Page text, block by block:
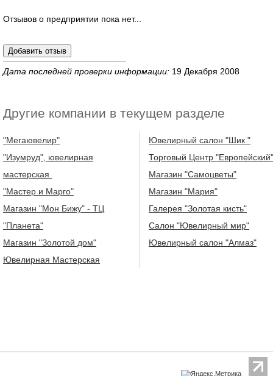
Отзывов о предприятии пока нет...
Дата последней проверки информации: 19 Декабря 2008
Другие компании в текущем разделе
"Мегаювелир"
"Изумруд", ювелирная
мастерская
"Мастер и Марго"
Магазин "Мон Бижу" - ТЦ
"Планета"
Магазин "Золотой дом"
Ювелирная Мастерская
Ювелирный салон "Шик "
Торговый Центр
Магазин "Самоцветы"
Магазин "Мария"
Галерея "Золотая кисть"
Салон "Ювелирный мир"
Ювелирный салон "Алмаз"